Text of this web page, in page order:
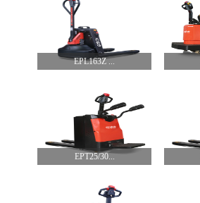
EPL163Z ...
EPT25/30...